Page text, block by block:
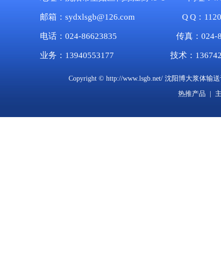
邮箱：sydxlsgb@126.com Q Q：
电话：024-86623835 传真：024-
业务：13940553177 技术：
Copyright © http://www.lsgb.net/ 沈阳博大浆体输
热推产品 |